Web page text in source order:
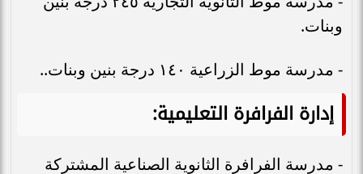
وبنات.
- مدرسة موط الزراعية ١٤٠ درجة بنين وبنات..
إدارة الفرافرة التعليمية:
- مدرسة الفرافرة الثانوية الصناعية المشتركة